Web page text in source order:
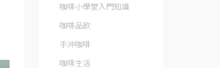
咖啡小學堂入門知識
咖啡品飲
手沖咖啡
咖啡生活